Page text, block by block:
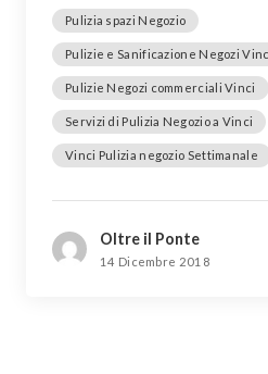
Pulizia spazi Negozio
Pulizie e Sanificazione Negozi
Pulizie Negozi commerciali Vinci
Servizi di Pulizia Negozio a Vinci
Vinci Pulizia negozio Settimanale
Oltre il Ponte
14 Dicembre 2018